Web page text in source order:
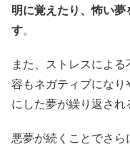
明に覚えたり、怖い
す。
また、ストレスによ
容もネガティブにな
にした夢が繰り返され
悪夢が続くことでさ